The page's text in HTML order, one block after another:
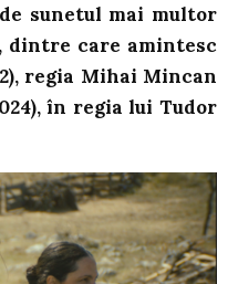
sunetul mai multor
dintre care amintesc
regia Mihai Mincan
în regia lui Tudor